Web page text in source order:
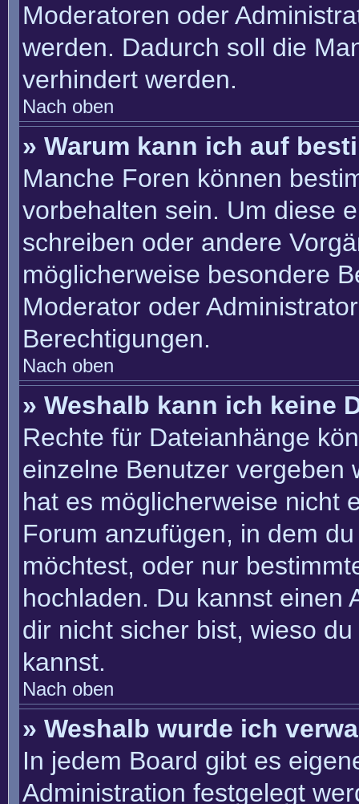
Moderatoren oder
werden. Dadurch soll die
verhindert werden.
Nach oben
» Warum kann ich auf
Manche Foren können
vorbehalten sein. Um diese
schreiben oder andere
möglicherweise besondere
Moderator oder
Berechtigungen.
Nach oben
» Weshalb kann ich keine
Rechte für Dateianhänge
einzelne Benutzer vergeben
hat es möglicherweise nicht
Forum anzufügen, in dem
möchtest, oder nur
hochladen. Du kannst einen
dir nicht sicher bist, wieso
kannst.
Nach oben
» Weshalb wurde ich
In jedem Board gibt es
Administration festgelegt